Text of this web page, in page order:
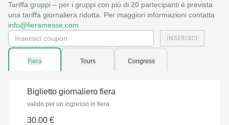
Tariffa gruppi – per i gruppi con più di 20 partecipanti è prevista
una tariffa giornaliera ridotta. Per maggiori informazioni contatta
info@fieramesse.com
INSERISCI
Fiera Tours Congress
Biglietto giornaliero fiera
valido per un ingresso in fiera
30.00 €